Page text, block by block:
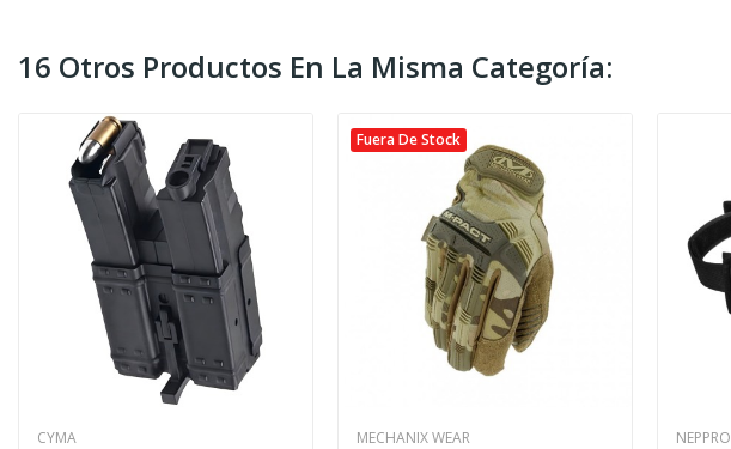
16 Otros Productos En La Misma Categoría:
CYMA
Fuera De Stock
MECHANIX WEAR NEPPRO